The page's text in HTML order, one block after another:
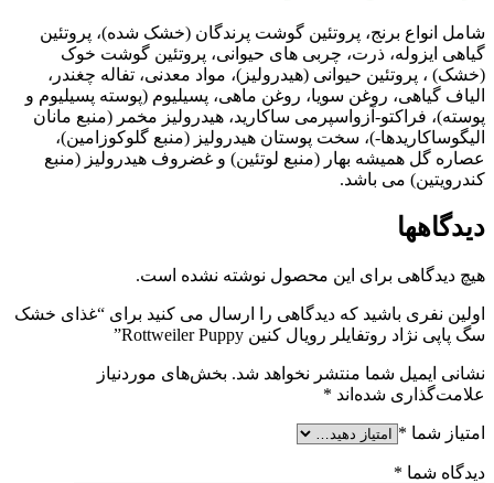
شامل انواع برنج، پروتئین گوشت پرندگان (خشک شده)، پروتئین
گیاهی ایزوله، ذرت، چربی های حیوانی، پروتئین گوشت خوک
(خشک) ، پروتئین حیوانی (هیدرولیز)، مواد معدنی، تفاله چغندر،
الیاف گیاهی، روغن سویا، روغن ماهی، پسیلیوم (پوسته پسیلیوم و
پوسته)، فراکتو-آزواسپرمی ساکارید، هیدرولیز مخمر (منبع مانان
الیگوساکاریدها-)، سخت پوستان هیدرولیز (منبع گلوکوزامین)،
عصاره گل همیشه بهار (منبع لوتئین) و غضروف هیدرولیز (منبع
کندرویتین) می باشد.
دیدگاهها
هیچ دیدگاهی برای این محصول نوشته نشده است.
اولین نفری باشید که دیدگاهی را ارسال می کنید برای “غذای خشک
سگ پاپی نژاد روتفایلر رویال کنین Rottweiler Puppy”
نشانی ایمیل شما منتشر نخواهد شد. بخش‌های موردنیاز
علامت‌گذاری شده‌اند *
امتیاز شما *
دیدگاه شما *